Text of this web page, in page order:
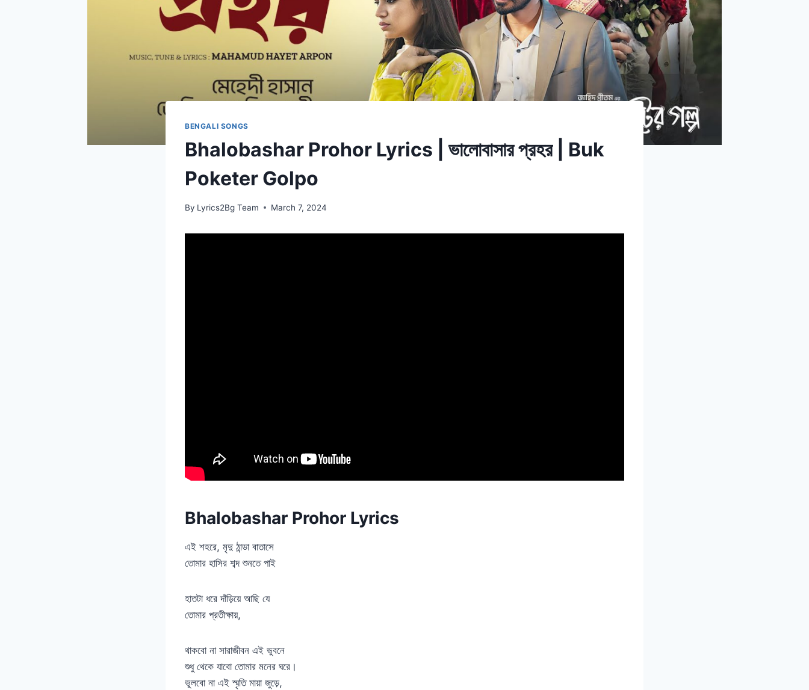
BENGALI SONGS
Bhalobashar Prohor Lyrics | ভালোবাসার প্রহর | Buk
Poketer Golpo
By Lyrics2Bg Team March 7, 2024
Bhalobashar Prohor Lyrics
এই শহরে, মৃদু ঠান্ডা বাতাসে
তোমার হাসির শব্দ শুনতে পাই
হাতটা ধরে দাঁড়িয়ে আছি যে
তোমার প্রতীক্ষায়,
থাকবো না সারাজীবন এই ভুবনে
শুধু থেকে যাবো তোমার মনের ঘরে।
ভুলবো না এই স্মৃতি মায়া জুড়ে,